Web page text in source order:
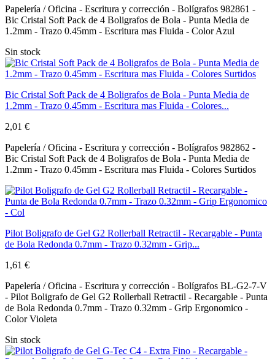
Papelería / Oficina - Escritura y corrección - Bolígrafos 982861 -
Bic Cristal Soft Pack de 4 Boligrafos de Bola - Punta Media de
1.2mm - Trazo 0.45mm - Escritura mas Fluida - Color Azul
Sin stock
Bic Cristal Soft Pack de 4 Boligrafos de Bola - Punta Media de
1.2mm - Trazo 0.45mm - Escritura mas Fluida - Colores...
2,01 €
Papelería / Oficina - Escritura y corrección - Bolígrafos 982862 -
Bic Cristal Soft Pack de 4 Boligrafos de Bola - Punta Media de
1.2mm - Trazo 0.45mm - Escritura mas Fluida - Colores Surtidos
Pilot Boligrafo de Gel G2 Rollerball Retractil - Recargable - Punta
de Bola Redonda 0.7mm - Trazo 0.32mm - Grip...
1,61 €
Papelería / Oficina - Escritura y corrección - Bolígrafos BL-G2-7-V
- Pilot Boligrafo de Gel G2 Rollerball Retractil - Recargable - Punta
de Bola Redonda 0.7mm - Trazo 0.32mm - Grip Ergonomico -
Color Violeta
Sin stock